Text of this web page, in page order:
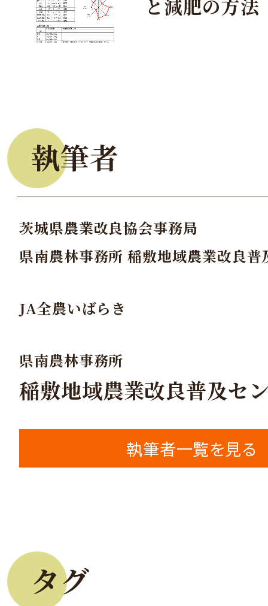
と減肥の方法
執筆者
茨城県農業改良協会事務局
県南農林事務所 稲敷地域農業改良普
JA全農いばらき
県南農林事務所
稲敷地域農業改良普及セ
執筆者一覧を見る
タグ